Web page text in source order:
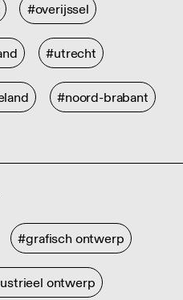
#overijssel
#utrecht
#noord-brabant
#grafisch ontwerp
ontwerp